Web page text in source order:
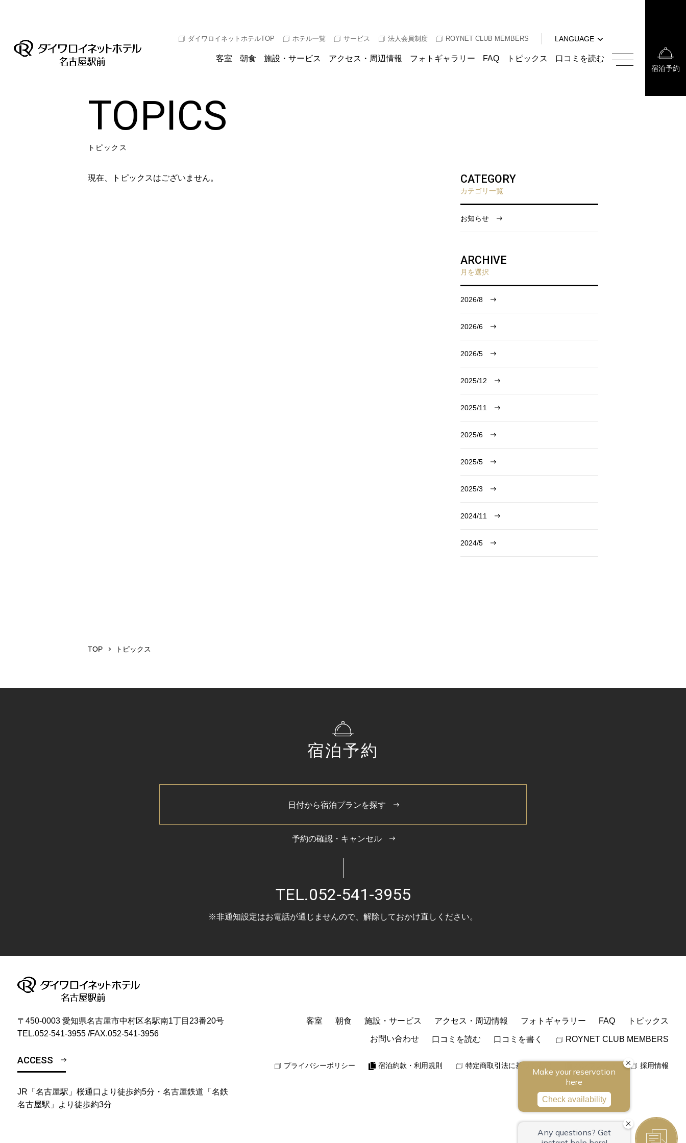
ダイワロイネットホテルTOP ホテル一覧 サービス 法人会員制度 ROYNET CLUB MEMBERS
LANGUAGE
English
客室 朝食 施設・サービス アクセス・周辺情報 フォトギャラリー FAQ トピックス 口コミを読む
TOPICS
トピックス
現在、トピックスはございません。 CATEGORY
カテゴリ一覧
お知らせ
ARCHIVE
月を選択
2026/8
2026/6
2026/5
2025/12
2025/11
2025/6
2025/5
2025/3
2024/11
2024/5
TOP トピックス
宿泊予約
日付から宿泊プランを探す
予約の確認・キャンセル
TEL.052-541-3955
※非通知設定はお電話が通じませんので、 解除しておかけ直しください。
〒450-0003 愛知県名古屋市中村区名駅南1丁目23番20号
TEL.052-541-3955 /FAX.052-541-3956
ACCESS
JR「名古屋駅」桜通口より徒歩約5分・名古屋鉄道「名鉄
名古屋駅」より徒歩約3分
客室 朝食 施設・サービス アクセス・周辺情報 フォトギャラリー FAQ トピックス
お問い合わせ 口コミを読む 口コミを書く ROYNET CLUB MEMBERS
プライバシーポリシー 宿泊約款・利用規則 特定商取引法に基づく表記 採用情報
한국어
宿泊予約